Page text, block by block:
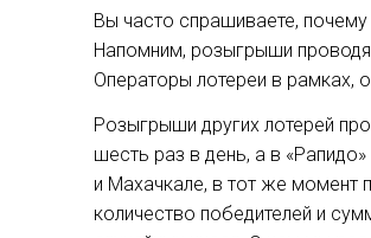
Вы часто спрашиваете, почему
Напомним, розыгрыши
Операторы лотереи в рамках,
Розыгрыши других лотерей
шесть раз в день, а в
и Махачкале, в тот же момент
количество победителей и